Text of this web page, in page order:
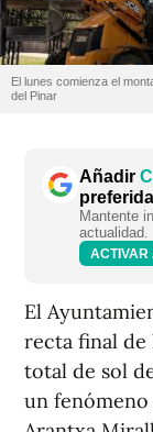
El lunes comienza el
del Pinar
Añadir
Mantente
actualidad.
ACTIVAR
El
recta final de
total de sol
un fenómeno